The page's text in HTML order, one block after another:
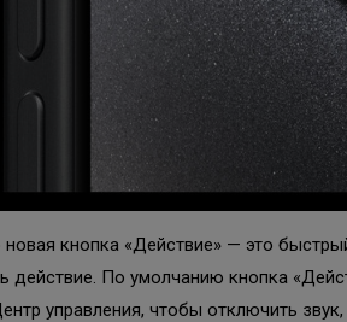
кнопка «Действие» — это
действие. По умолчанию кнопка
управления, чтобы отключить